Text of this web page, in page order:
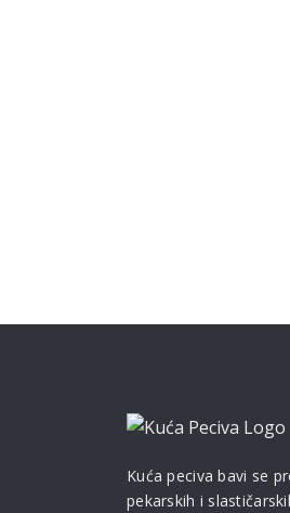
Kuća peciva bavi se
pekarskih i